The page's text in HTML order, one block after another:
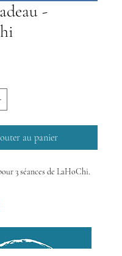
-
au panier
3 séances de LaHoChi.